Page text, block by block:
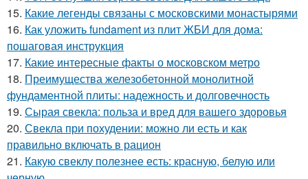
15. Какие легенды связаны с московскими монастырями
16. Как уложить fundament из плит ЖБИ для дома:
пошаговая инструкция
17. Какие интересные факты о московском метро
18. Преимущества железобетонной монолитной
фундаментной плиты: надежность и долговечность
19. Сырая свекла: польза и вред для вашего здоровья
20. Свекла при похудении: можно ли есть и как
правильно включать в рацион
21. Какую свеклу полезнее есть: красную, белую или